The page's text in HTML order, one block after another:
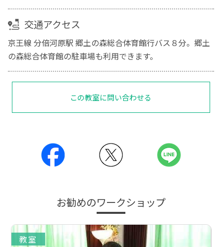
交通アクセス
京王線 分倍河原駅 郷土の森総合体育館行バス８分。郷土
の森総合体育館の駐車場も利用できます。
この教室に問い合わせる
お勧めのワークショップ
教室